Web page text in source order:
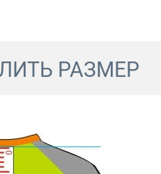
РАЗМЕР